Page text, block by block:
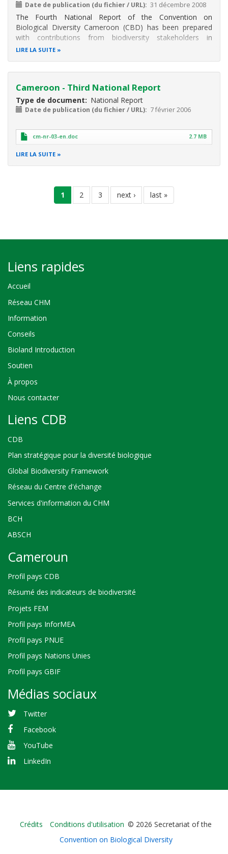
Date de publication (du fichier / URL) 31 décembre 2008
The Fourth National Report of the Convention on
Biological Diversity Cameroon (CBD) has been prepared
with contributions from biodiversity stakeholders in
Cameroon, following guidelines from the Secretariat of the
LIRE LA SUITE
Cameroon - Third National Report
Type de document National Report
Date de publication (du fichier / URL) 7 février 2006
cm-nr-03-en.doc 2.7 MB
LIRE LA SUITE
Pagination
page
courante
1 page
2 page
3
page
suivante
next ›
dernière
page
last »
Liens rapides
Accueil
Réseau CHM
Information
Conseils
Bioland Introduction
Soutien
À propos
Nous contacter
Liens CDB
CDB
Plan stratégique pour la diversité biologique
Global Biodiversity Framework
Réseau du Centre d'échange
Services d'information du CHM
BCH
ABSCH
Cameroun
Profil pays CDB
Résumé des indicateurs de biodiversité
Projets FEM
Profil pays InforMEA
Profil pays PNUE
Profil pays Nations Unies
Profil pays GBIF
Médias sociaux
Twitter
Facebook
YouTube
LinkedIn
Bioland
-
Crédits Conditions d'utilisation © 2026 Secretariat of the
Convention on Biological Diversity